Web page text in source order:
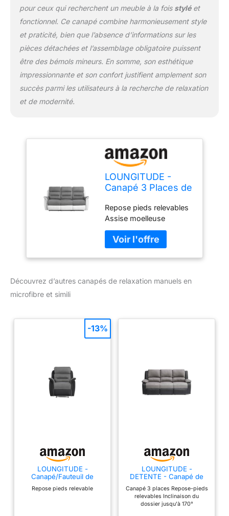
pour ceux qui recherchent un meuble à la fois styléet
fonctionnel. Ce canapé combine harmonieusement style
et praticité, bien que l’absence d’informations sur les
pièces détachées et l’assemblage obligatoire puissent
être des bémols mineurs. En somme, son esthétique
impressionnante et son confort justifient amplement son
succès parmi les utilisateurs à la recherche de relaxation
et de modernité.
LOUNGITUDE -
Canapé 3 Places de
en Microfibre et
Simili - Blanc/Gris
Repose pieds relevables
Assise moelleuse
Découvrez d’autres canapés de relaxation manuels en
microfibre et simili
LOUNGITUDE -
Canapé/Fauteuil de
et Microfibre - Gris -
Repose pieds relevable
-13%
LOUNGITUDE -
DETENTE - Canapé de
Places - En
Simili/Microfibre -
Gris/Noir -L193cm
Canapé 3 places Repose-pieds
relevables Inclinaison du
dossier jusqu'à 170°